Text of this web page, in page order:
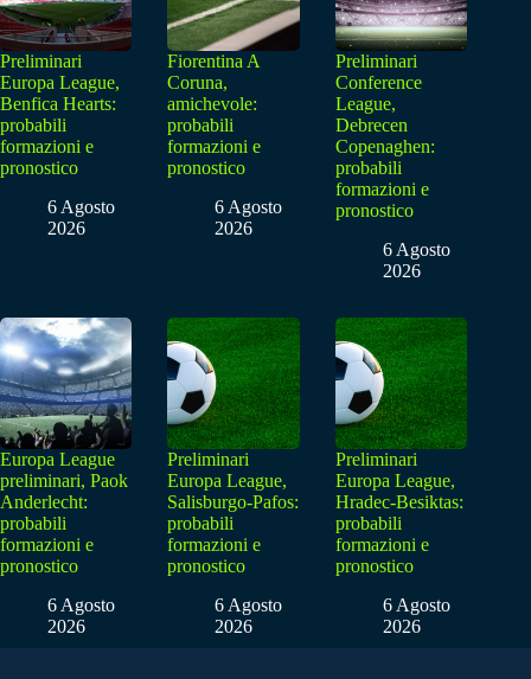
Preliminari
Europa League,
Benfica Hearts:
probabili
formazioni e
pronostico
6 Agosto
2026
Fiorentina A
Coruna,
amichevole:
probabili
formazioni e
pronostico
6 Agosto
2026
Preliminari
Conference
League,
Debrecen
Copenaghen:
probabili
formazioni e
pronostico
6 Agosto
2026
Europa League
preliminari, Paok
Anderlecht:
probabili
formazioni e
pronostico
6 Agosto
2026
Preliminari
Europa League,
Salisburgo-Pafos:
probabili
formazioni e
pronostico
6 Agosto
2026
Preliminari
Europa League,
Hradec-Besiktas:
probabili
formazioni e
pronostico
6 Agosto
2026